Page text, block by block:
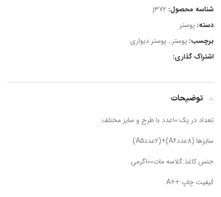
شناسه محصول: j372
دسته: پوستر
برچسب: پوستر , پوستر دیواری
اشتراک گذاری:
توضیحات
تعداد در پک:10عدد با طرح و سایز مختلف
سایزها:(8عددA6)+(2عددA5)
جنس کاغذ:گلاسه مات100گرمی
کیفیت چاپ:++A